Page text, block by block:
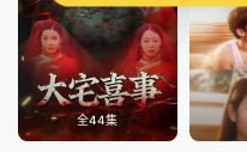
全44集